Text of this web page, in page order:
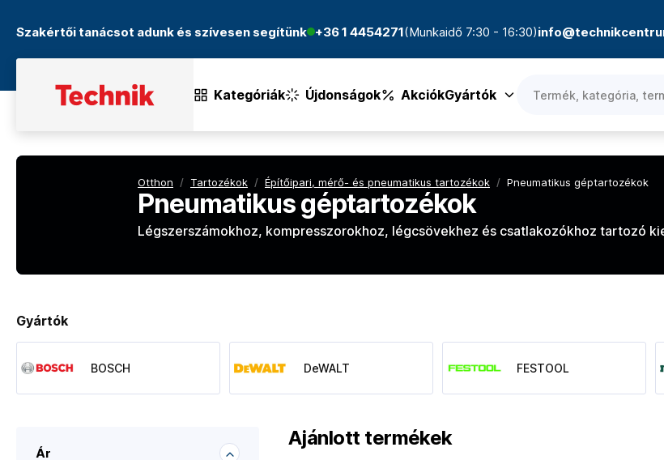
Szakértői tanácsot adunk és szívesen segítünk +36 1 4454271(Munkaidő 7:30 - 16:30)
Kategóriák Újdonságok AkciókGyártók
Otthon / Tartozékok / Építőipari, mérő- és pneumatikus tartozékok / Pneumatikus géptartozékok
Pneumatikus géptartozékok
Légszerszámokhoz, kompresszorokhoz, légcsövekhez és csatlakozókhoz tartozó
Ár
Gyártók
BOSCH DeWALT FESTOOL
Ajánlott termékek